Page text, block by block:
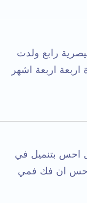
رابع ولدت
اربعة اشهر
احس بتنميل في
ان فك فمي